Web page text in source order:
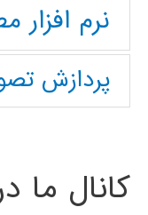
نرم افزار
پردازش
کانال ما